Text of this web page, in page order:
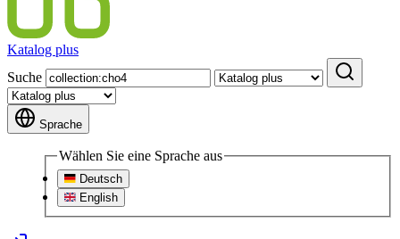
Katalog plus
Suche
Sprache
Wählen Sie eine Sprache aus
Deutsch
English